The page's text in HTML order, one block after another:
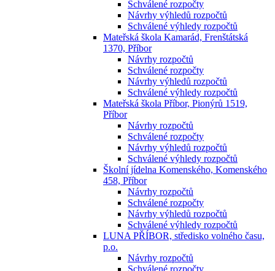
Schválené rozpočty
Návrhy výhledů rozpočtů
Schválené výhledy rozpočtů
Mateřská škola Kamarád, Frenštátská
1370, Příbor
Návrhy rozpočtů
Schválené rozpočty
Návrhy výhledů rozpočtů
Schválené výhledy rozpočtů
Mateřská škola Příbor, Pionýrů 1519,
Příbor
Návrhy rozpočtů
Schválené rozpočty
Návrhy výhledů rozpočtů
Schválené výhledy rozpočtů
Školní jídelna Komenského, Komenského
458, Příbor
Návrhy rozpočtů
Schválené rozpočty
Návrhy výhledů rozpočtů
Schválené výhledy rozpočtů
LUNA PŘÍBOR, středisko volného času,
p.o.
Návrhy rozpočtů
Schválené rozpočty